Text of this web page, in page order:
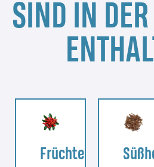
SIND IN
Früchte